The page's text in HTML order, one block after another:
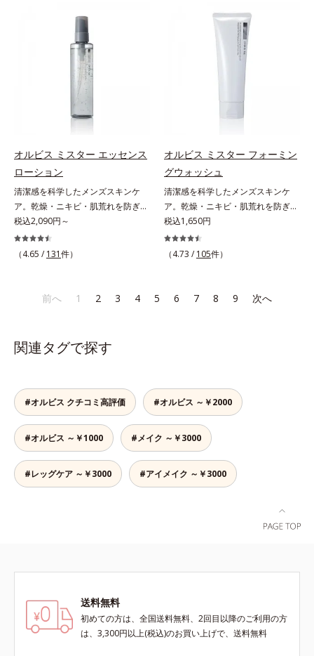
る小ジワをカバーしてハリ肌に整え
る高機能化粧下地毛穴や小ジワの凹
凸をつるんとなめらかに(*1)。スキ
ンケア発想の化粧下地です。保湿成
分が肌全層(*2)に働きかけて、肌の
うるおいをグンとアップ＆リッチな
クリームのようにぴたっと密着。乾
燥による小ジワを目立たなく(*1)
す。むやみに隠すのではなくふわり
アのW効果で軽やかな美肌を印象づ
けます。紫外線吸収剤フリーなのに
高SPF値、さらにスキンプロテクト
複合成分(*3)が、ブルーライト、紫
外線、大気中の微粒子汚れなどの外
的ダメージから肌表面をガードしま
でも、ただ隠すだけでなく、乾きや
ーします。【ラスティング効果】皮
脂選択テカリ防止成分(*5)テカリの
はしっかり残すことでカバー力を保
ちます。*1 メイク効果による*2 角
層の範囲内*3 スキンプロテクト※
複合成分配合＝肌を保護し、乾燥を
防ぐ複合成分 ※ ビルベリー葉エ
キス、タベブイアインペチギノサ樹
皮エキス*4 グリセリルグルコシド
（保湿成分）、（ジメチコン／ビニ
であること(*2)を業界で初めて発見
(*3)。ニキビ・肌荒れ予防有効成分
と保湿成分を新たに配合。これまで
の乾燥・テカリへのケアはそのまま
ローチする進化を遂げました。うる
アイテム同士をなじみやすくする
「うるおいコネクト設計」を採用。
8アイテム分の機能を3ステップに集
約し、よりシンプルなお手入れで、
ハリ・ツヤのある好印象な清潔透明
肌(*1)へ導きます。*1 うるおいによ
る透明感のある肌*2 男性の顔画像
を用いた印象評価において、基準画
かさ印象が高く評価されたこと*3
オルビス ミスター エッセンス
ローション
清潔感を科学したメンズスキンケ
ア。乾燥・ニキビ・肌荒れを防ぎハ
リ・ツヤのある、好印象な清潔透明
肌(*1)へ。オルビス ミスターは、男
性の清潔感、爽やかさ、若々しさの
であること(*2)を業界で初めて発見
の乾燥・テカリへのケアはそのまま
に、肌荒れ・ニキビ予防など“今”の
ローチする進化を遂げました。うる
おいを逃しやすい男性肌に着目し、
アイテム同士をなじみやすくする
「うるおいコネクト設計」を採用。
約し、よりシンプルなお手入れで、
ハリ・ツヤのある好印象な清潔透明
かさ印象が高く評価されたこと*3
データベースPubMed及びGoogle
scholarにより国内化粧品業界にお
いて該当文献がないことを確認（ポ
税込2,090円～
（4.65 / 131件）
オルビス ミスター フォーミン
グウォッシュ
清潔感を科学したメンズスキンケ
ア。乾燥・ニキビ・肌荒れを防ぎハ
リ・ツヤのある、好印象な清潔透明
肌(*1)へ。オルビス ミスターは、男
性の清潔感、爽やかさ、若々しさの
であること(*2)を業界で初めて発見
ローチする進化を遂げました。うる
おいを逃しやすい男性肌に着目し、
アイテム同士をなじみやすくする
「うるおいコネクト設計」を採用。
約し、よりシンプルなお手入れで、
ハリ・ツヤのある好印象な清潔透明
る透明感のある肌*2 男性の顔画像
を用いた印象評価において、基準画
かさ印象が高く評価されたこと*3
scholarにより国内化粧品業界にお
いて該当文献がないことを確認（ポ
税込1,650円
（4.73 / 105件）
前へ 1 2 3 4 5 6 7 8 9 次へ
関連タグで探す
#オルビス クチコミ高評価 #オルビス ～￥2000
#オルビス ～￥1000 #メイク ～￥3000
#レッグケア ～￥3000 #アイメイク ～￥3000
送料無料
初めての方は、全国送料無料、2回目以降のご利用の方
は、3,300円以上(税込)のお買い上げで、送料無料